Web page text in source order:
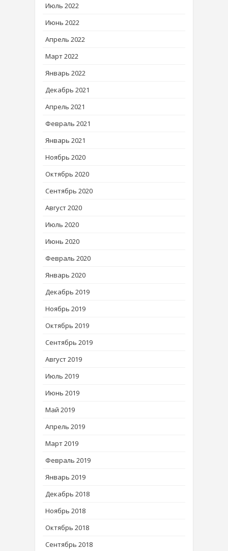
Июль 2022
Июнь 2022
Апрель 2022
Март 2022
Январь 2022
Декабрь 2021
Апрель 2021
Февраль 2021
Январь 2021
Ноябрь 2020
Октябрь 2020
Сентябрь 2020
Август 2020
Июль 2020
Июнь 2020
Февраль 2020
Январь 2020
Декабрь 2019
Ноябрь 2019
Октябрь 2019
Сентябрь 2019
Август 2019
Июль 2019
Июнь 2019
Май 2019
Апрель 2019
Март 2019
Февраль 2019
Январь 2019
Декабрь 2018
Ноябрь 2018
Октябрь 2018
Сентябрь 2018